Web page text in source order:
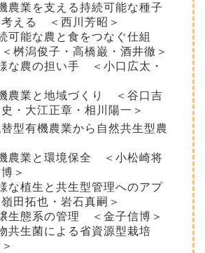
業を支える持続可能な種子
考える ＜西川芳昭＞
能な農と食をつなぐ仕組
桝潟俊子・高橋巌・酒井徹＞
農の担い手 ＜小口広太・
農業と地域づくり ＜谷口吉
・大江正章・相川陽一＞
有機農業から自然共生型農
農業と環境保全 ＜小松崎将
＞
植生と共生型管理へのアプ
田拓也・岩石真嗣＞
生態系の管理 ＜金子信博＞
共生菌による省資源型栽培